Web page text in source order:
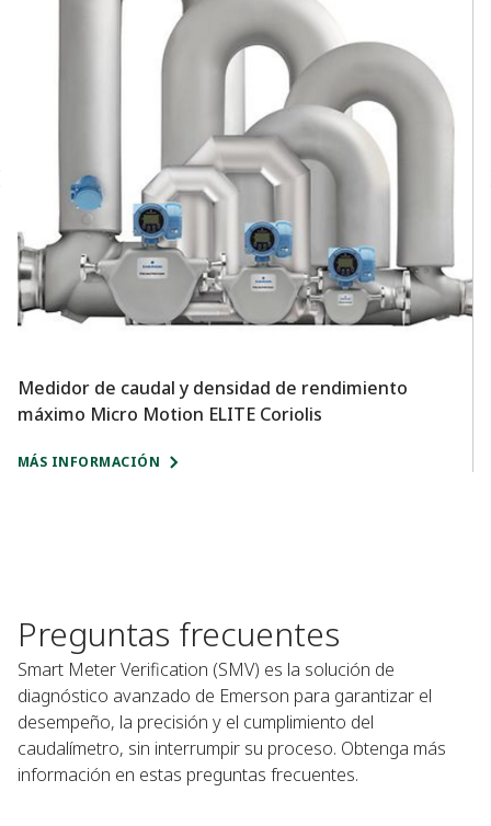
Medidor de caudal y densidad de rendimiento
máximo Micro Motion ELITE Coriolis
MÁS INFORMACIÓN
Preguntas frecuentes
Smart Meter Verification (SMV) es la solución de
diagnóstico avanzado de Emerson para garantizar el
desempeño, la precisión y el cumplimiento del
caudalímetro, sin interrumpir su proceso. Obtenga más
información en estas preguntas frecuentes. ​